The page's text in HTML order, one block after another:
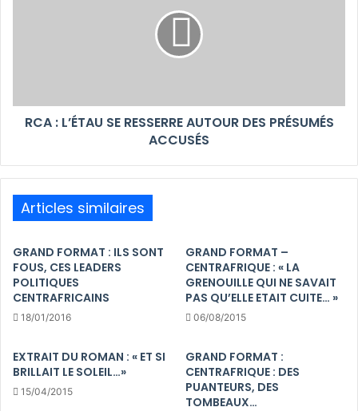
RCA : L’ÉTAU SE RESSERRE AUTOUR DES PRÉSUMÉS
ACCUSÉS
Articles similaires
GRAND FORMAT : ILS SONT
FOUS, CES LEADERS
POLITIQUES
CENTRAFRICAINS
18/01/2016
GRAND FORMAT –
CENTRAFRIQUE : « LA
GRENOUILLE QUI NE SAVAIT
PAS QU’ELLE ETAIT CUITE… »
06/08/2015
EXTRAIT DU ROMAN : « ET SI
BRILLAIT LE SOLEIL…»
15/04/2015
GRAND FORMAT :
CENTRAFRIQUE : DES
PUANTEURS, DES
TOMBEAUX…